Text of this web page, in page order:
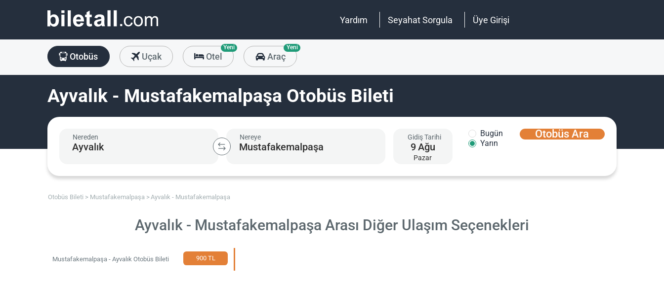
Yardım Seyahat Sorgula Üye Girişi
Otobüs Uçak Otel
Yeni
Araç
Yeni
Ayvalık - Mustafakemalpaşa Otobüs Bileti
Nereden Nereye Gidiş Tarihi
9Ağu
Pazar
Bugün
Yarın
Otobüs Ara
Otobüs Bileti Mustafakemalpaşa Ayvalık - Mustafakemalpaşa
Ayvalık - Mustafakemalpaşa Arası Diğer Ulaşım Seçenekleri
Mustafakemalpaşa - Ayvalık Otobüs Bileti 900 TL